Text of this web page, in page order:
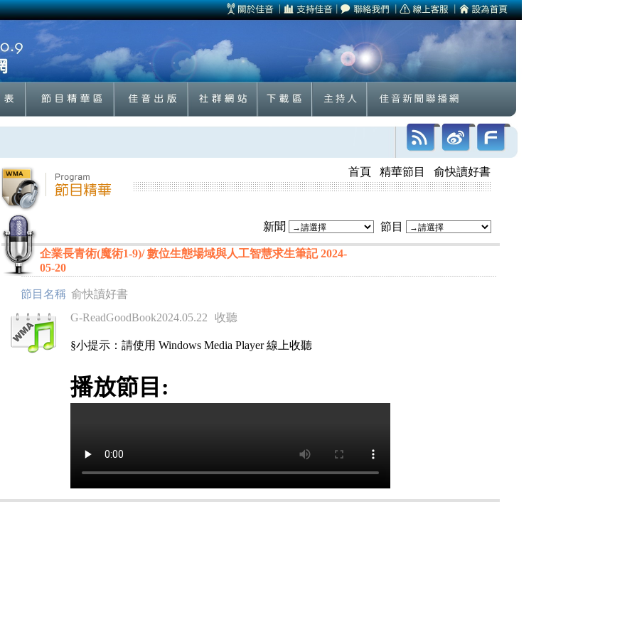
首頁 精華節目 俞快讀好書
新聞 節目
企業長青術(魔術1-9)/ 數位生態場域與人工智慧求生筆記 2024-
05-20
節目名稱 俞快讀好書
G-ReadGoodBook2024.05.22
收聽
§小提示：請使用 Windows Media Player 線上收聽
播放節目: